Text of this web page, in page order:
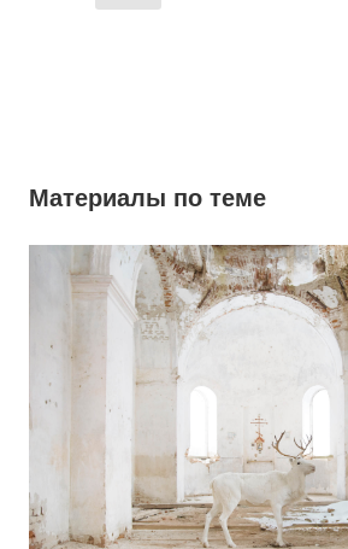
Материалы по теме